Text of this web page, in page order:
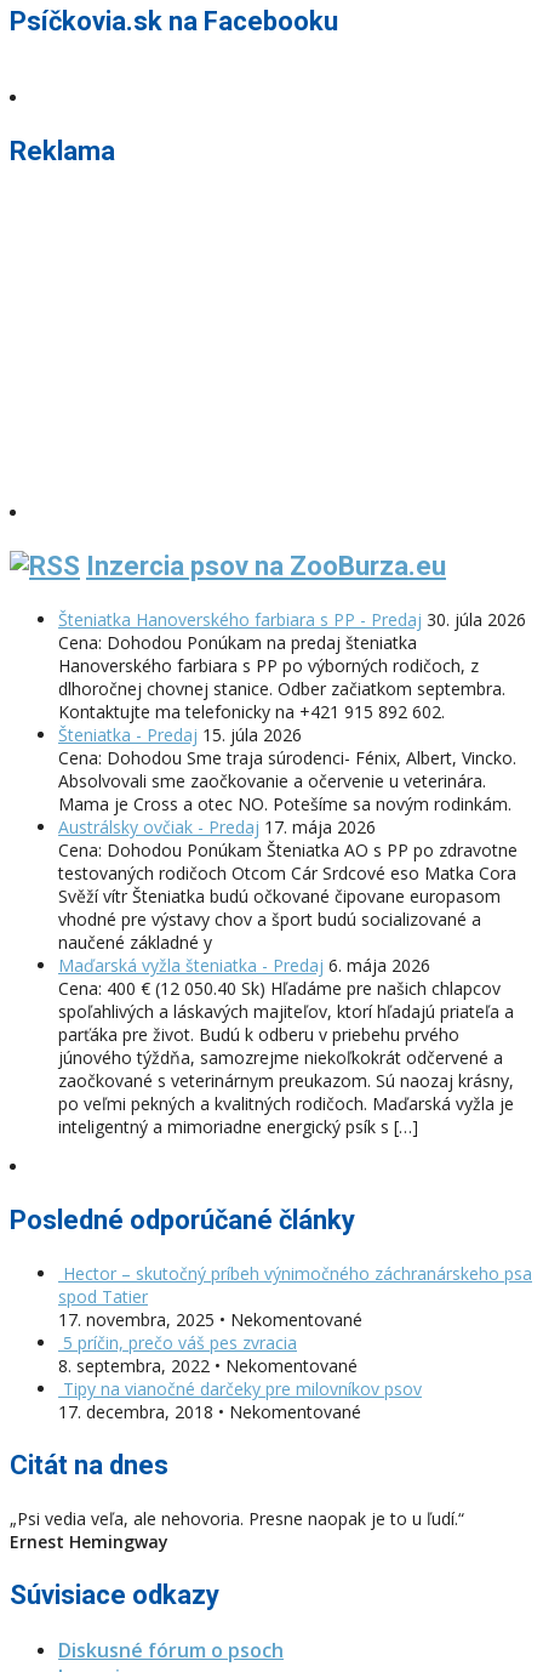
Psíčkovia.sk na Facebooku
Reklama
Inzercia psov na ZooBurza.eu
Šteniatka Hanoverského farbiara s PP - Predaj 30. júla 2026
Cena: Dohodou Ponúkam na predaj šteniatka
Hanoverského farbiara s PP po výborných rodičoch, z
dlhoročnej chovnej stanice. Odber začiatkom septembra.
Kontaktujte ma telefonicky na +421 915 892 602.
Šteniatka - Predaj 15. júla 2026
Cena: Dohodou Sme traja súrodenci- Fénix, Albert, Vincko.
Absolvovali sme zaočkovanie a očervenie u veterinára.
Mama je Cross a otec NO. Potešíme sa novým rodinkám.
Austrálsky ovčiak - Predaj 17. mája 2026
Cena: Dohodou Ponúkam Šteniatka AO s PP po zdravotne
testovaných rodičoch Otcom Cár Srdcové eso Matka Cora
Svěží vítr Šteniatka budú očkované čipovane europasom
vhodné pre výstavy chov a šport budú socializované a
naučené základné y
Maďarská vyžla šteniatka - Predaj 6. mája 2026
Cena: 400 € (12 050.40 Sk) Hľadáme pre našich chlapcov
spoľahlivých a láskavých majiteľov, ktorí hľadajú priateľa a
parťáka pre život. Budú k odberu v priebehu prvého
júnového týždňa, samozrejme niekoľkokrát odčervené a
zaočkované s veterinárnym preukazom. Sú naozaj krásny,
po veľmi pekných a kvalitných rodičoch. Maďarská vyžla je
inteligentný a mimoriadne energický psík s […]
Posledné odporúčané články
Hector – skutočný príbeh výnimočného záchranárskeho psa
spod Tatier
17. novembra, 2025 • Nekomentované
5 príčin, prečo váš pes zvracia
8. septembra, 2022 • Nekomentované
Tipy na vianočné darčeky pre milovníkov psov
17. decembra, 2018 • Nekomentované
Citát na dnes
„Psi vedia veľa, ale nehovoria. Presne naopak je to u ľudí.“
Ernest Hemingway
Súvisiace odkazy
Diskusné fórum o psoch